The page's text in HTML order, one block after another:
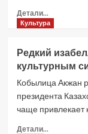
рублей
Детали...
больше
и
Эфиопия
подписали
Культура
Редкий
культурным
Кобылица Акжан
президента
чаще привлекает
Детали...